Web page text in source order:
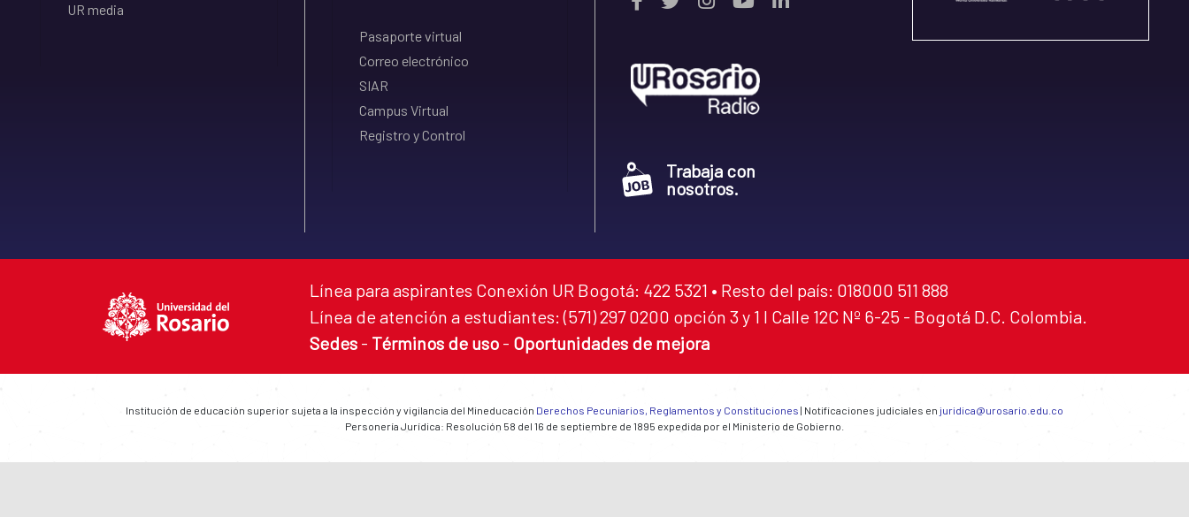
UR media
Pasaporte virtual
Correo electrónico
SIAR
Campus Virtual
Registro y Control
Trabaja con
nosotros.
Línea para aspirantes Conexión UR Bogotá: 422 5321 • Resto del país: 018000 511 888
Línea de atención a estudiantes: (571) 297 0200 opción 3 y 1 I Calle 12C Nº 6-25 - Bogotá D.C. Colombia.
Sedes - Términos de uso - Oportunidades de mejora
Institución de educación superior sujeta a la inspección y vigilancia del Mineducación Derechos Pecuniarios, Reglamentos y Constituciones | Notificaciones judiciales en juridica@urosario.edu.co
Personería Jurídica: Resolución 58 del 16 de septiembre de 1895 expedida por el Ministerio de Gobierno.